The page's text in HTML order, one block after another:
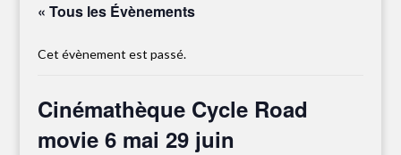
« Tous les Évènements
Cet évènement est passé.
Cinémathèque Cycle Road
movie 6 mai 29 juin